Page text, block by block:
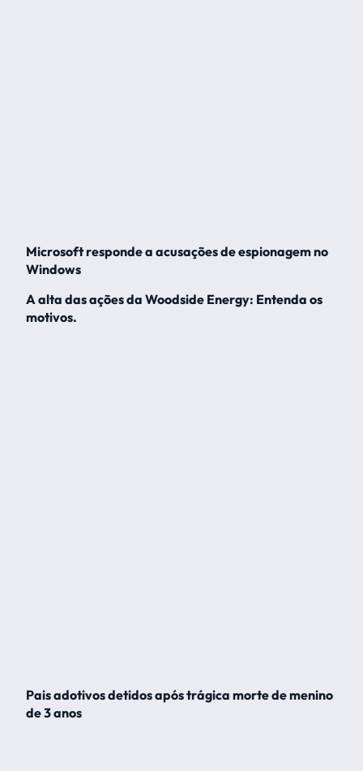
Microsoft responde a acusações de espionagem no
Windows
A alta das ações da Woodside Energy: Entenda os
motivos.
Pais adotivos detidos após trágica morte de menino
de 3 anos